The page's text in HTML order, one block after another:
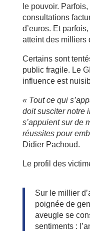
le pouvoir.
consultations
d’euros. Et
atteint des milliers
Certains sont
public fragile. Le
influence est
« Tout ce qui
doit susciter notre
s’appuient sur de
réussites pour
Didier Pachoud.
Le profil des
Sur le millier
poignée de
aveugle se
sentiments :